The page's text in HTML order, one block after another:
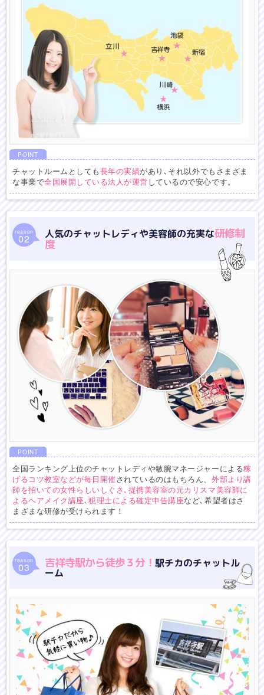
POINT
チャットルームとしても長年の実績があり､それ以外でもさまざま
な事業で全国展開している法人が運営しているので安心です。
reason
02 人気のチャットレディや美容師の充実な研修制
度
POINT
全国ランキング上位のチャットレディや敏腕マネージャーによる稼
げるコツ教室などが毎日開催されているのはもちろん、外部より講
師を招いての女性らしいしぐさ､提携美容室の元カリスマ美容師に
よるヘアメイク講座､税理士による確定申告講座など､希望者はさ
まざまな研修が受けられます！
reason
03 吉祥寺駅から徒歩３分！ 駅チカのチャットル
ーム